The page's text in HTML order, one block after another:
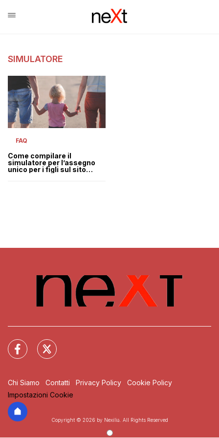
SIMULATORE
FAQ
Come compilare il
simulatore per l’assegno
unico per i figli sul sito
Chi Siamo Contatti Privacy Policy
Cookie Policy
Impostazioni Cookie
Copyright © 2026 by Nexilia. All Rights Reserved